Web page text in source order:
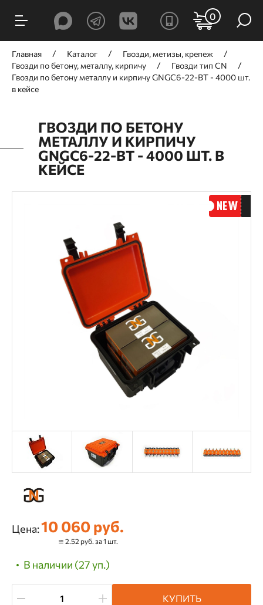
0
Главная Каталог
Гвозди, метизы, крепеж
Гвозди по бетону, металлу, кирпичу
Гвозди тип CN
Гвозди по бетону металлу и кирпичу GNGC6-22-BT - 4000 шт.
в кейсе
ГВОЗДИ ПО БЕТОНУ
МЕТАЛЛУ И КИРПИЧУ
GNGC6-22-BT - 4000 ШТ. В
КЕЙСЕ
В наличии (27 уп.)
Цена:10 060 руб.
≅ 2.52 руб. за 1 шт.
КУПИТЬ